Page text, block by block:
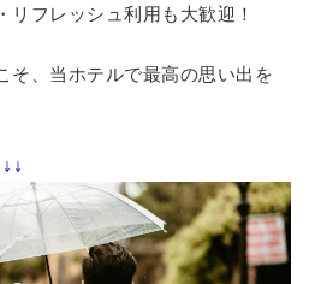
リフレッシュ利用も大歓迎！
そ、当ホテルで最高の思い出を